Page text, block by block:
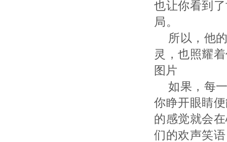
也让你看到
局。
所以，他
灵，也照耀
图片
如果，每
你睁开眼睛
的感觉就会
们的欢声笑